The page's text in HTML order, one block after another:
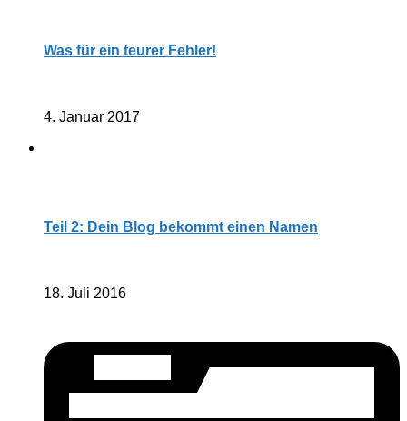
Was für ein teurer Fehler!
4. Januar 2017
Teil 2: Dein Blog bekommt einen Namen
18. Juli 2016